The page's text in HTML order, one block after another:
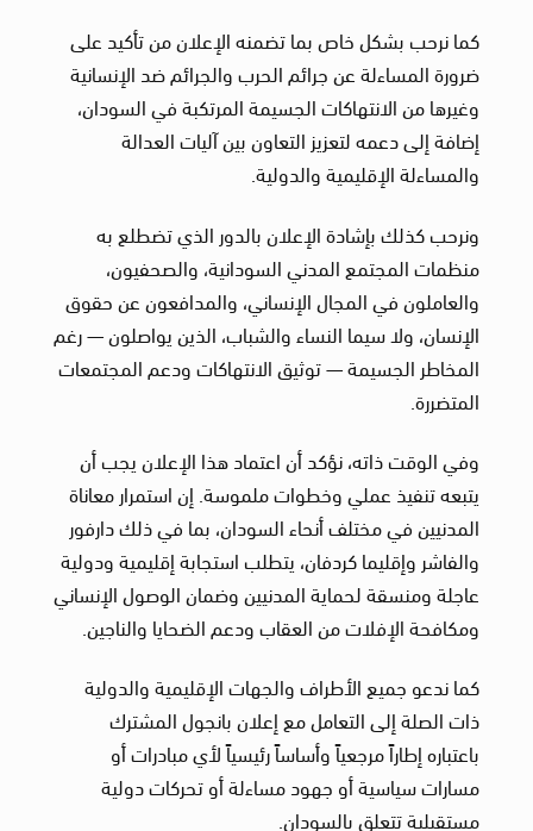
كما نرحب بشكل خاص بما تضمنه الإعلان من تأكيد على
ضرورة المساءلة عن جرائم الحرب والجرائم ضد الإنسانية
وغيرها من الانتهاكات الجسيمة المرتكبة في السودان،
إضافة إلى دعمه لتعزيز التعاون بين آليات العدالة
والمساءلة الإقليمية والدولية.
ونرحب كذلك بإشادة الإعلان بالدور الذي تضطلع به
منظمات المجتمع المدني السودانية، والصحفيون،
والعاملون في المجال الإنساني، والمدافعون عن حقوق
الإنسان، ولا سيما النساء والشباب، الذين يواصلون — رغم
المخاطر الجسيمة — توثيق الانتهاكات ودعم المجتمعات
المتضررة.
وفي الوقت ذاته، نؤكد أن اعتماد هذا الإعلان يجب أن
يتبعه تنفيذ عملي وخطوات ملموسة. إن استمرار معاناة
المدنيين في مختلف أنحاء السودان، بما في ذلك دارفور
والفاشر وإقليما كردفان، يتطلب استجابة إقليمية ودولية
عاجلة ومنسقة لحماية المدنيين وضمان الوصول الإنساني
ومكافحة الإفلات من العقاب ودعم الضحايا والناجين.
كما ندعو جميع الأطراف والجهات الإقليمية والدولية
ذات الصلة إلى التعامل مع إعلان بانجول المشترك
باعتباره إطاراً مرجعياً وأساساً رئيسياً لأي مبادرات أو
مسارات سياسية أو جهود مساءلة أو تحركات دولية
مستقبلية تتعلق بالسودان.